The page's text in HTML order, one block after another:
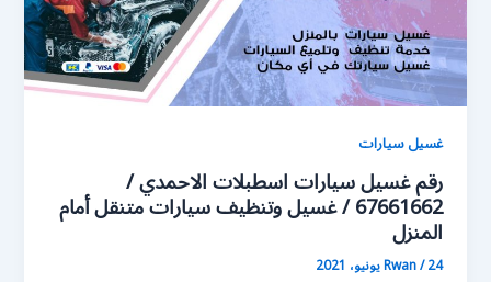
غسيل سيارات
رقم غسيل سيارات اسطبلات الاحمدي /
67661662 / غسيل وتنظيف سيارات متنقل أمام
المنزل
Rwan/24 يونيو، 2021